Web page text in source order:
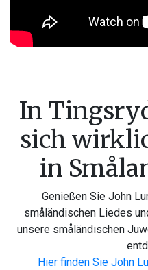
In
sich
in
Genießen Sie John
småländischen Liedes
unsere småländischen
Hier finden Sie John